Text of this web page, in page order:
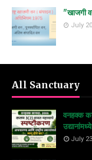
"खाजगी
July
All Sanctuary
वनहक्क
July